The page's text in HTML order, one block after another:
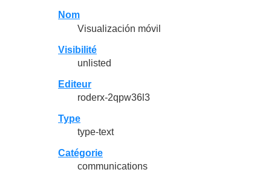
Nom
Visualización móvil
Visibilité
unlisted
Editeur
roderx-2qpw36l3
Type
type-text
Catégorie
communications